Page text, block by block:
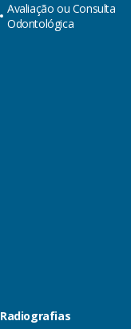
Avaliação ou Consulta
Odontológica
Radiografias